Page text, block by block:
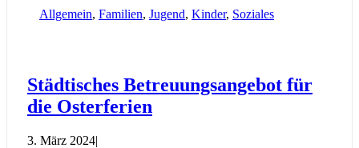
Allgemein, Familien, Jugend, Kinder, Soziales
Städtisches Betreuungsangebot für
die Osterferien
3. März 2024|